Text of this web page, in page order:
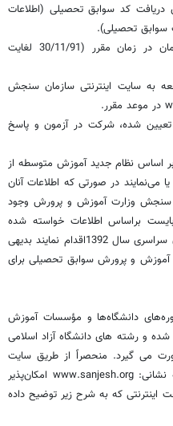
دریافت کد سوابق تحصیلی (اطلاعات
سوابق تحصیلی).
3- ثبت‌نام از طریق سایت اینترنتی سازمان در زمان مقرر (30/11/91 لغایت
به سایت اینترنتی سازمان سنجش
شده‌، شرکت در آزمون‌ و پاسخ
بر اساس نظام جدید آموزش متوسطه از
1391 اخذ نموده و یا می‌نمایند در صورتی که اطلاعات آنان
سنجش وزارت آموزش و پرورش وجود
براساس اطلاعات خواسته شده
درتقاضانامه نسبت به ثبت نام خوددرآزمون سراسری سال 1392اقدام نمایند بدیهی
آموزش و پرورش سوابق تحصیلی برای
دانشگاه‌ها و مؤسسات آموزش
درج شده و رشته های دانشگاه آزاد اسلامی
1392با آزمون صورت می گیرد. منحصراً از طریق سایت
اینترنتی سازمان سنجش آموزش کشور به نشانی: www.sanjesh.org امکان‌پذیر
اینترنتی که به شرح زیر توضیح داده